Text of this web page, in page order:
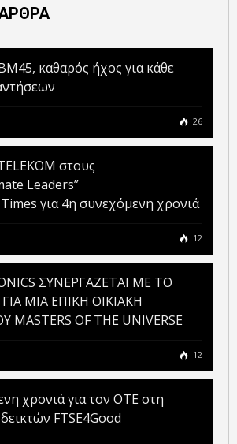
καθαρός ήχος για κάθε
26
στους
Leaders”
για 4η συνεχόμενη χρονιά
12
ΣΥΝΕΡΓΑΖΕΤΑΙ ΜΕ ΤΟ
ΓΙΑ ΜΙΑ ΕΠΙΚΗ ΟΙΚΙΑΚΗ
OF THE UNIVERSE
12
χρονιά για τον ΟΤΕ στη
FTSE4Good